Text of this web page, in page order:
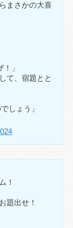
まさかの大喜
」
て、宿題とと
しょう」
！
題出せ！